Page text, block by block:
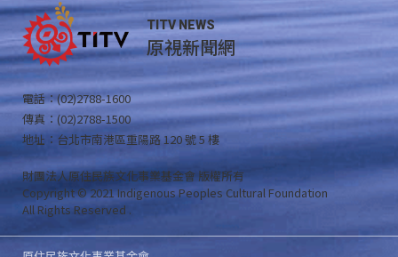
TITV NEWS
原視新聞網
電話：(02)2788-1600
傳真：(02)2788-1500
地址：台北市南港區重陽路 120 號 5 樓
財團法人原住民族文化事業基金會 版權所有
Copyright © 2021 Indigenous Peoples Cultural Foundation
All Rights Reserved .